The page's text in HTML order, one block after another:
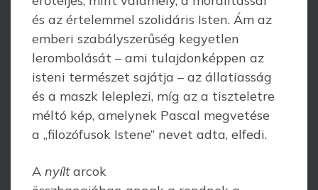
és az értelemmel szolidáris Isten. Ám az
emberi szabályszerűség kegyetlen
lerombolását – ami tulajdonképpen az
isteni természet sajátja – az állatiasság
és a maszk leleplezi, míg az a tiszteletre
méltó kép, amelynek Pascal megvetése
a „filozófusok Istene” nevet adta, elfedi.
A nyíltarcok